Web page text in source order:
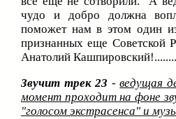
чудо и добро должна
поможет нам в этом один
признанных еще Советской
Анатолий
Звучит трек 23 -ведущая
момент проходит на фоне
"голосом экстрасенса" и